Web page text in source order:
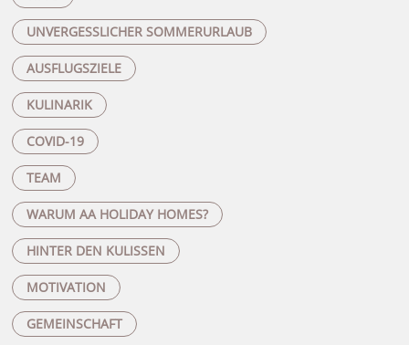
UNVERGESSLICHER SOMMERURLAUB
AUSFLUGSZIELE
KULINARIK
COVID-19
TEAM
WARUM AA HOLIDAY HOMES?
HINTER DEN KULISSEN
MOTIVATION
GEMEINSCHAFT